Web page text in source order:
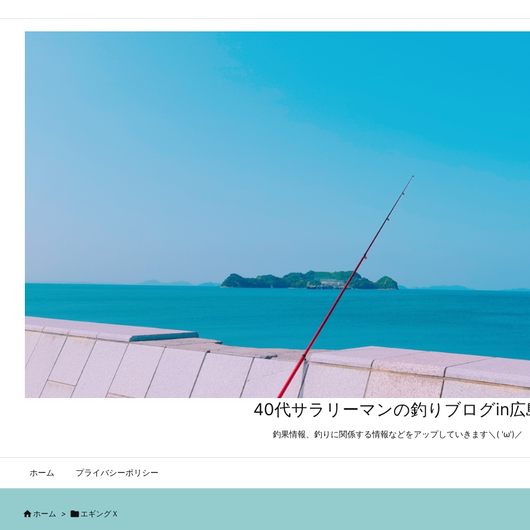
40代サラリーマンの釣りブログin広
釣果情報、釣りに関係する情報などをアップしていきます＼( 'ω')／
ホーム プライバシーポリシー
 ホーム > エギングＸ